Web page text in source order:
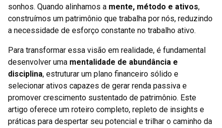
sonhos. Quando alinhamos a mente, método e ativos,
construímos um patrimônio que trabalha por nós, reduzindo
a necessidade de esforço constante no trabalho ativo.
Para transformar essa visão em realidade, é fundamental
desenvolver uma mentalidade de abundância e
disciplina, estruturar um plano financeiro sólido e
selecionar ativos capazes de gerar renda passiva e
promover crescimento sustentado de patrimônio. Este
artigo oferece um roteiro completo, repleto de insights e
práticas para despertar seu potencial e trilhar o caminho da